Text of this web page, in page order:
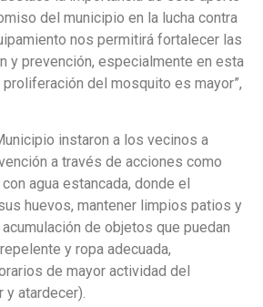
del municipio en la lucha contra
nos permitirá fortalecer las
y prevención, especialmente en esta
del mosquito es mayor”,
instaron a los vecinos a
a través de acciones como
agua estancada, donde el
huevos, mantener limpios patios y
de objetos que puedan
y ropa adecuada,
de mayor actividad del
y atardecer).